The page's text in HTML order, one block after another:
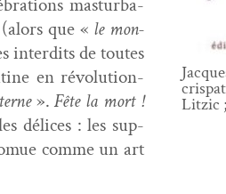
mas­tur­ba­
que « le mon­
inter­dits de toutes
en révo­lu­tion­
».Fête la mort !
délices : les sup­
comme un art
Litz­ic